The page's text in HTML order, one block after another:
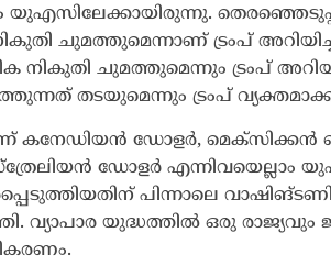
യുഎസിലേക്കായിരുന്നു.
ചുമത്തുമെന്നാണ് ട്രംപ്
നികുതി ചുമത്തുമെന്നും ട്രംപ്
തടയുമെന്നും ട്രംപ്
കനേഡിയൻ ഡോളർ, മെക്സിക്കൻ
ഡോളർ എന്നിവയെല്ലാം
പിന്നാലെ
വ്യാപാര യുദ്ധത്തിൽ ഒരു രാജ്യവും